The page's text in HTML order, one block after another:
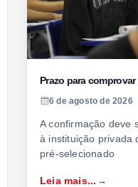
Prazo para
6 de agosto de 2026
A confirmação deve
à instituição privada
pré-selecionado
Leia mais...